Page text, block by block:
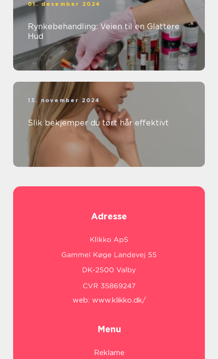
01. desember 2024
Rynkebehandling: Veien til en Glattere
Hud
13. november 2024
Slik bekjemper du tørt hår effektivt
Adresse
web: www.klikko.dk/
Menu
Reklame